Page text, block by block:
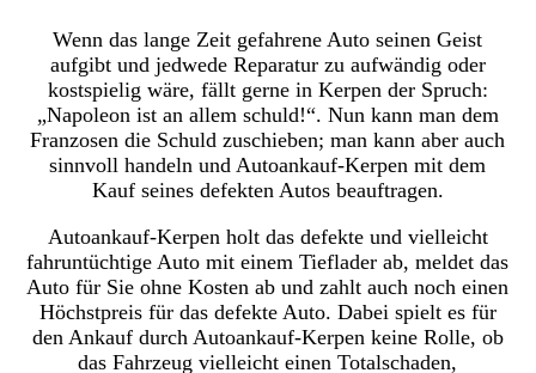
Wenn das lange Zeit gefahrene Auto seinen Geist
aufgibt und jedwede Reparatur zu aufwändig oder
kostspielig wäre, fällt gerne in Kerpen der Spruch:
„Napoleon ist an allem schuld!“. Nun kann man dem
Franzosen die Schuld zuschieben; man kann aber auch
sinnvoll handeln und Autoankauf-Kerpen mit dem
Kauf seines defekten Autos beauftragen.
Autoankauf-Kerpen holt das defekte und vielleicht
fahruntüchtige Auto mit einem Tieflader ab, meldet das
Auto für Sie ohne Kosten ab und zahlt auch noch einen
Höchstpreis für das defekte Auto. Dabei spielt es für
den Ankauf durch Autoankauf-Kerpen keine Rolle, ob
das Fahrzeug vielleicht einen Totalschaden,